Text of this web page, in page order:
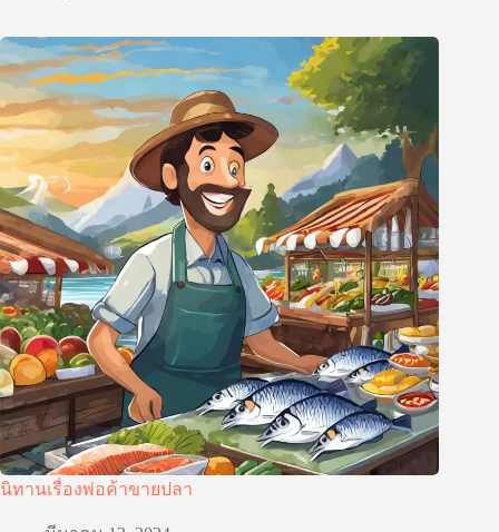
นิทานเรื่องพ่อค้าขายปลา